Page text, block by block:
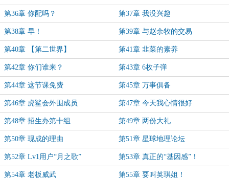
第36章 你配吗？ 第37章 我没兴趣
第38章 早！ 第39章 与赵余牧的交易
第40章 【第二世界】 第41章 韭菜的素养
第42章 你们谁来？ 第43章 6枚子弹
第44章 这节课免费 第45章 万事俱备
第46章 虎鲨会外围成员 第47章 今天我心情很好
第48章 招生办第十组 第49章 两份大礼
第50章 现成的理由 第51章 星球地理论坛
第52章 Lv1用户“月之歌” 第53章 真正的“基因感”！
第54章 老板威武 第55章 要叫英琪姐！